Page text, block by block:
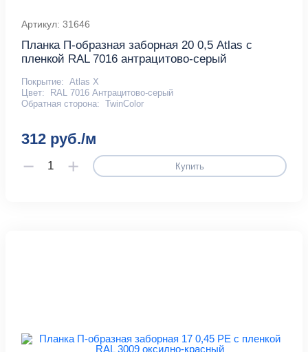
Артикул: 31646
Планка П-образная заборная 20 0,5 Atlas с
пленкой RAL 7016 антрацитово-серый
Покрытие: Atlas X
Цвет:
RAL 7016 Антрацитово-серый
Обратная сторона: TwinColor
312 руб./м
Купить